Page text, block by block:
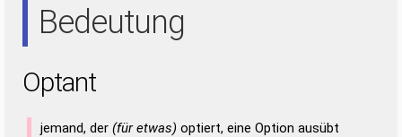
Bedeutung
Optant
jemand, der (für etwas) optiert, eine Option ausübt